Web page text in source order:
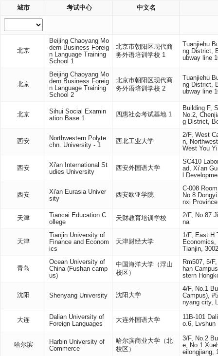
城市 考试中心 中文名
北京
Beijing Chaoyang Mo
dern Business Foreig
n Language Training
School 1
北京市朝阳区现代商
务外语培训学校 1
Tuanjiehu
ng District,
ubway line
北京
Beijing Chaoyang Mo
dern Business Foreig
n Language Training
School 2
北京市朝阳区现代商
务外语培训学校 2
Tuanjiehu
ng District,
ubway line
北京
Sihui Social Examin
ation Base 1
四惠社会考试基地 1
Building F,
No.2,
g District,
西安
Northwestern Polyte
chn. University - 1
西北工业大学
2/F, West
n,
West You
西安
Xi'an International St
udies University
西安外国语大学
SC410
ad, Xi’an
l
西安
Xi'an Eurasia Univer
sity
西安欧亚学院
C-008
No.8
nxi
天津
Tiancai Education C
ollege
天财教育培训学校
2/F, No.87
na
天津
Tianjin University of
Finance and Econom
ics
天津财经大学
1/F, East H
Tianjin,
青岛
Ocean University of
China (Fushan camp
us)
中国海洋大学（浮山
校区）
Rm507, 5/
han
stern
沈阳 Shenyang University 沈阳大学
4/F, No.1
Campus),
nyang city,
大连
Dalian University of
Foreign Languages
大连外国语大学
11B-101
o.6, Lvshun
哈尔滨
Harbin University of
Commerce
哈尔滨商业大学（北
校区）
3/F, No.2
e, No.1
eilongjiang,